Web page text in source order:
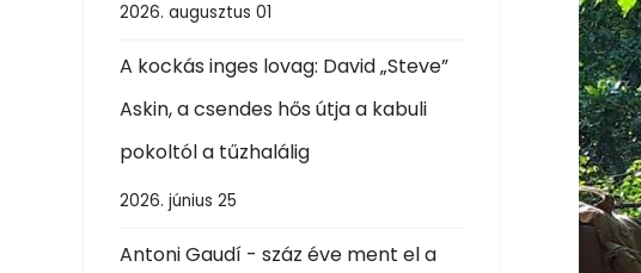
2026. augusztus 01
A kockás inges lovag: David „Steve”
Askin, a csendes hős útja a kabuli
pokoltól a tűzhalálig
2026. június 25
Antoni Gaudí - száz éve ment el a